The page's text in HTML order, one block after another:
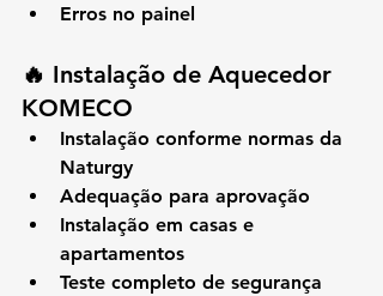
Erros no painel
🔥 Instalação de Aquecedor
KOMECO
Instalação conforme normas da
Naturgy
Adequação para aprovação
Instalação em casas e
apartamentos
Teste completo de segurança